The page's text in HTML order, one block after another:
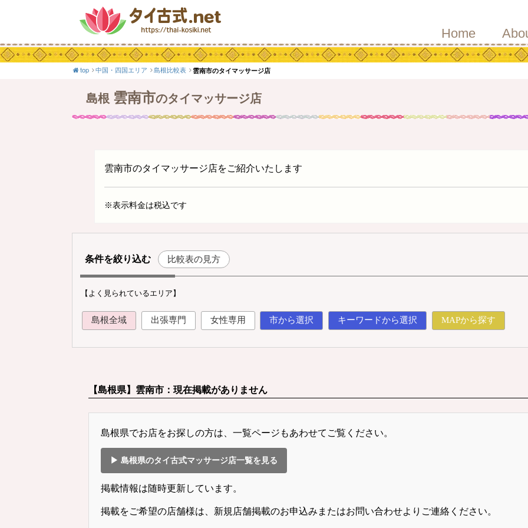
Home
top 中国・四国エリア 島根比較表 雲南市のタイマッサージ店
島根 雲南市のタイマッサージ店
雲南市のタイマッサージ店をご紹介いたします
※表示料金は税込です
条件を絞り込む 比較表の見方
【よく見られているエリア】
島根全域 出張専門 女性専用 市から選択 キーワードから選択 MAPから探す
【島根県】雲南市：現在掲載がありません
島根県でお店をお探しの方は、一覧ページもあわせてご覧ください。
▶ 島根県のタイ古式マッサージ店一覧を見る
掲載情報は随時更新しています。
掲載をご希望の店舗様は、新規店舗掲載のお申込みまたはお問い合わせよりご連絡ください。